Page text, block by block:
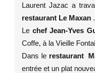
Laurent Jazac a
restaurant Le Maxan .
Le chef Jean-Yves
Coffe, à la Vieille
Dans le restaurant
entrée et un plat